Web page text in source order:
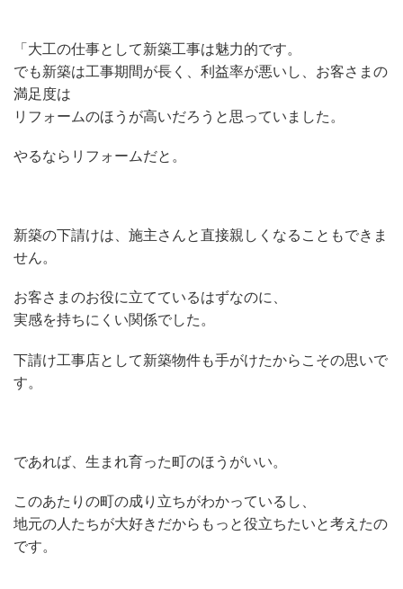
「大工の仕事として新築工事は魅力的です。
でも新築は工事期間が長く、利益率が悪いし、お客さまの
満足度は
リフォームのほうが高いだろうと思っていました。
やるならリフォームだと。
新築の下請けは、施主さんと直接親しくなることもできま
せん。
お客さまのお役に立てているはずなのに、
実感を持ちにくい関係でした。
下請け工事店として新築物件も手がけたからこその思いで
す。
であれば、生まれ育った町のほうがいい。
このあたりの町の成り立ちがわかっているし、
地元の人たちが大好きだからもっと役立ちたいと考えたの
です。